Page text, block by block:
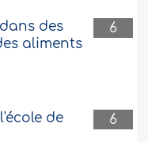
6
des
aliments
6
de